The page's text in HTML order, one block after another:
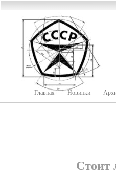
Главная Новинки
Стоит